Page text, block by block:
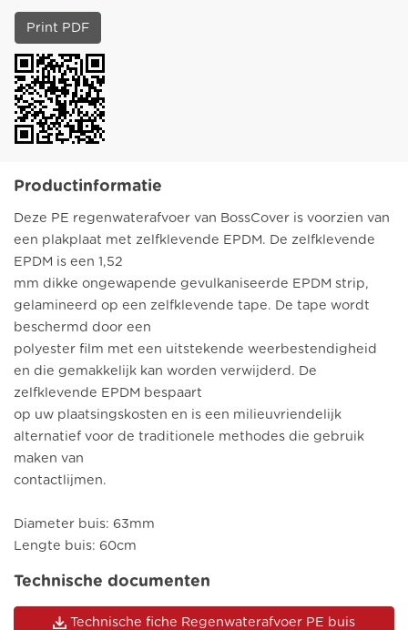
Print PDF
Productinformatie
Deze PE regenwaterafvoer van BossCover is voorzien van
een plakplaat met zelfklevende EPDM. De zelfklevende
EPDM is een 1,52
mm dikke ongewapende gevulkaniseerde EPDM strip,
gelamineerd op een zelfklevende tape. De tape wordt
beschermd door een
polyester film met een uitstekende weerbestendigheid
en die gemakkelijk kan worden verwijderd. De
zelfklevende EPDM bespaart
op uw plaatsingskosten en is een milieuvriendelijk
alternatief voor de traditionele methodes die gebruik
maken van
contactlijmen.
Diameter buis: 63mm
Lengte buis: 60cm
Technische documenten
Technische fiche Regenwaterafvoer PE buis